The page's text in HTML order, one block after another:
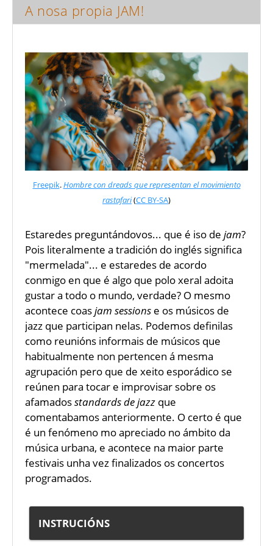
A nosa propia JAM!
Freepik.Hombre con dreads que representan el movimiento
rastafari(CC BY-SA)
Estaredes preguntándovos... que é iso de jam?
Pois literalmente a tradición do inglés significa
"mermelada"... e estaredes de acordo
conmigo en que é algo que polo xeral adoita
gustar a todo o mundo, verdade? O mesmo
acontece coasjam sessions e os músicos de
jazz que participan nelas. Podemos definilas
como reunións informais de músicos que
habitualmente non pertencen á mesma
agrupación pero que de xeito esporádico se
reúnen para tocar e improvisar sobre os
afamadosstandards de jazz que
comentabamos anteriormente. O certo é que
é un fenómeno mo apreciado no ámbito da
música urbana, e acontece na maior parte
festivais unha vez finalizados os concertos
programados.
INSTRUCIÓNS